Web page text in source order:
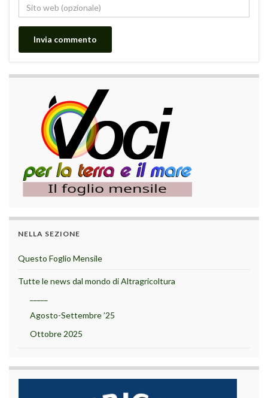
NELLA SEZIONE
Questo Foglio Mensile
Tutte le news dal mondo di Altragricoltura
Agosto-Settembre ’25
Ottobre 2025